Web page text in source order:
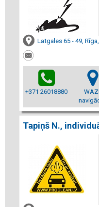
Latgales 65 - 49,
+371 26018880
Tapiņš N.,